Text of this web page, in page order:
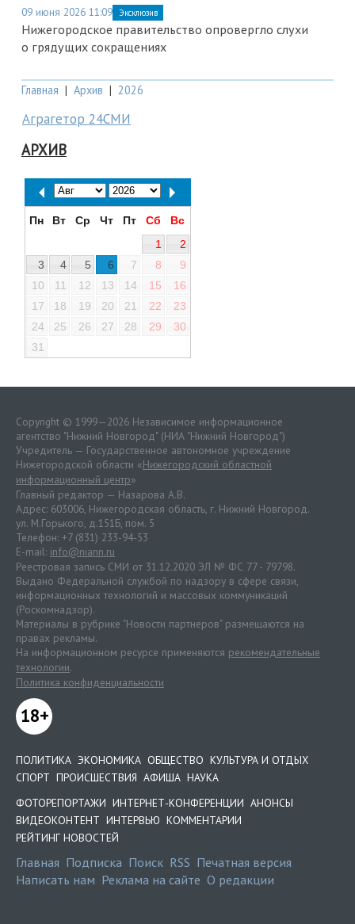
09 июня 2026 11:09 Эксклюзив
Нижегородское правительство опровергло слухи
о грядущих сокращениях
Главная | Архив | 2026
Аграгетор 24СМИ
АРХИВ
Пн Вт Ср Чт Пт Сб
Вс
1
2
3
4 5 6 7 8
9
10
11 12 13 14 15
16
17
18 19 20 21 22
23
24
25 26 27 28 29
30
31
Copyright © 1999—2026 Независимое информационное
агентство "Нижний Новгород" (НИА "Нижний Новгород")
Учредитель — Государственное автономное учреждение
Нижегородской области «Нижегородский областной
информационный центр»
Главный редактор — Назарова А.В.
Адрес: 603006, Нижегородская область, г. Нижний Новгород.
ул. М.Горького, д.151Б, пом. 5
Телефон: +7 (831) 233-94-53
E-mail: info@niann.ru
Реестровая запись СМИ от 31.12.2020 ЭЛ № ФС 77 - 79798.
Выдано Федеральной службой по надзору в сфере связи,
информационных технологий и массовых коммуникаций
(Роскомнадзор).
Материалы в рубрике "Новости партнеров" размещаются на
правах рекламы.
На информационном ресурсе применяются рекомендательные
технологии.
Политика конфиденциальности
18+
ПОЛИТИКА ЭКОНОМИКА ОБЩЕСТВО КУЛЬТУРА И ОТДЫХ
СПОРТ ПРОИСШЕСТВИЯ АФИША НАУКА
ФОТОРЕПОРТАЖИ ИНТЕРНЕТ-КОНФЕРЕНЦИИ АНОНСЫ
ВИДЕОКОНТЕНТ ИНТЕРВЬЮ КОММЕНТАРИИ
РЕЙТИНГ НОВОСТЕЙ
Главная Подписка Поиск RSS Печатная версия
Написать нам Реклама на сайте О редакции